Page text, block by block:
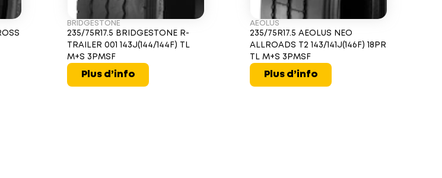
BRIDGESTONE
235/75R17.5 BRIDGESTONE R-
TRAILER 001 143J(144/144F) TL
M+S 3PMSF
Plus d’info
AEOLUS
235/75R17.5 AEOLUS NEO
ALLROADS T2 143/141J(146F) 18PR
TL M+S 3PMSF
Plus d’info